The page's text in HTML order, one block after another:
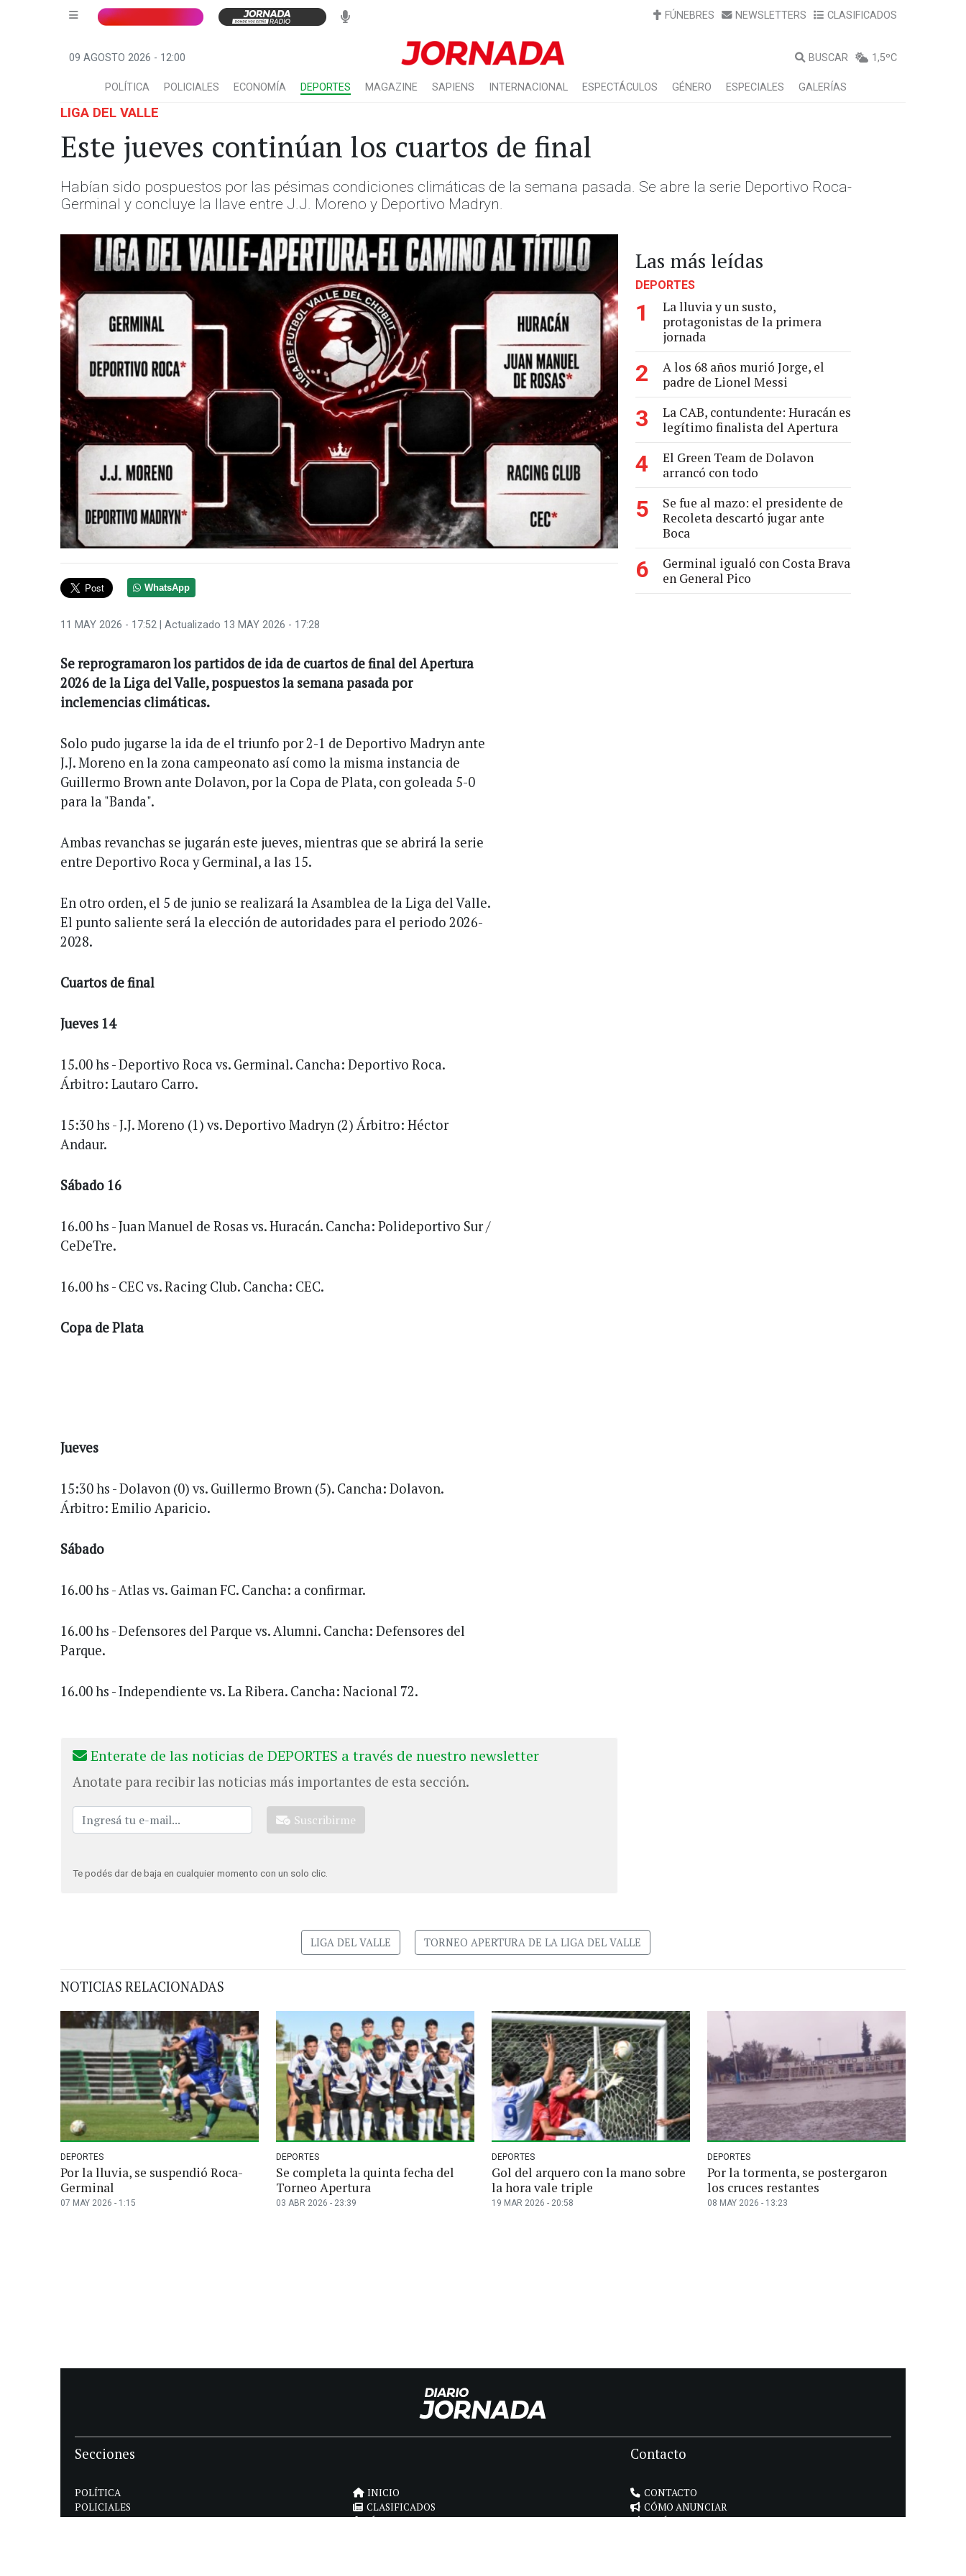
FÚNEBRES NEWSLETTERS CLASIFICADOS
09 AGOSTO 2026 - 12:00 BUSCAR 1,5ºC
POLÍTICA POLICIALES ECONOMÍA DEPORTES MAGAZINE SAPIENS INTERNACIONAL ESPECTÁCULOS GÉNERO ESPECIALES GALERÍAS
LIGA DEL VALLE
Este jueves continúan los cuartos de final
Habían sido pospuestos por las pésimas condiciones climáticas de la semana pasada. Se abre la serie Deportivo Roca-
Germinal y concluye la llave entre J.J. Moreno y Deportivo Madryn.
WhatsApp
11 MAY 2026 - 17:52 | Actualizado 13 MAY 2026 - 17:28
Se reprogramaron los partidos de ida de cuartos de final del Apertura
2026 de la Liga del Valle, pospuestos la semana pasada por
inclemencias climáticas.
Solo pudo jugarse la ida de el triunfo por 2-1 de Deportivo Madryn ante
J.J. Moreno en la zona campeonato así como la misma instancia de
Guillermo Brown ante Dolavon, por la Copa de Plata, con goleada 5-0
para la "Banda".
Ambas revanchas se jugarán este jueves, mientras que se abrirá la serie
entre Deportivo Roca y Germinal, a las 15.
En otro orden, el 5 de junio se realizará la Asamblea de la Liga del Valle.
El punto saliente será la elección de autoridades para el periodo 2026-
2028.
Cuartos de final
Jueves 14
15.00 hs - Deportivo Roca vs. Germinal. Cancha: Deportivo Roca.
Árbitro: Lautaro Carro.
15:30 hs - J.J. Moreno (1) vs. Deportivo Madryn (2) Árbitro: Héctor
Andaur.
Sábado 16
16.00 hs - Juan Manuel de Rosas vs. Huracán. Cancha: Polideportivo Sur /
CeDeTre.
16.00 hs - CEC vs. Racing Club. Cancha: CEC.
Copa de Plata
Jueves
15:30 hs - Dolavon (0) vs. Guillermo Brown (5). Cancha: Dolavon.
Árbitro: Emilio Aparicio.
Sábado
16.00 hs - Atlas vs. Gaiman FC. Cancha: a confirmar.
16.00 hs - Defensores del Parque vs. Alumni. Cancha: Defensores del
Parque.
16.00 hs - Independiente vs. La Ribera. Cancha: Nacional 72.
Enterate de las noticias de DEPORTES a través de nuestro newsletter
Anotate para recibir las noticias más importantes de esta sección.
Suscribirme
Te podés dar de baja en cualquier momento con un solo clic.
Las más leídas
DEPORTES
1
La lluvia y un susto,
protagonistas de la primera
jornada
2
A los 68 años murió Jorge, el
padre de Lionel Messi
3
La CAB, contundente: Huracán es
legítimo finalista del Apertura
4
El Green Team de Dolavon
arrancó con todo
5
Se fue al mazo: el presidente de
Recoleta descartó jugar ante
Boca
6
Germinal igualó con Costa Brava
en General Pico
LIGA DEL VALLE TORNEO APERTURA DE LA LIGA DEL VALLE
NOTICIAS RELACIONADAS
DEPORTES
Por la lluvia, se suspendió Roca-
Germinal
07 MAY 2026 - 1:15
DEPORTES
Se completa la quinta fecha del
Torneo Apertura
03 ABR 2026 - 23:39
DEPORTES
Gol del arquero con la mano sobre
la hora vale triple
19 MAR 2026 - 20:58
DEPORTES
Por la tormenta, se postergaron
los cruces restantes
08 MAY 2026 - 13:23
Secciones
POLÍTICA
POLICIALES
ECONOMIA
INICIO
CLASIFICADOS
FÚNEBRES
Contacto
CONTACTO
CÓMO ANUNCIAR
POLÍTICA DE PRIVACIDAD